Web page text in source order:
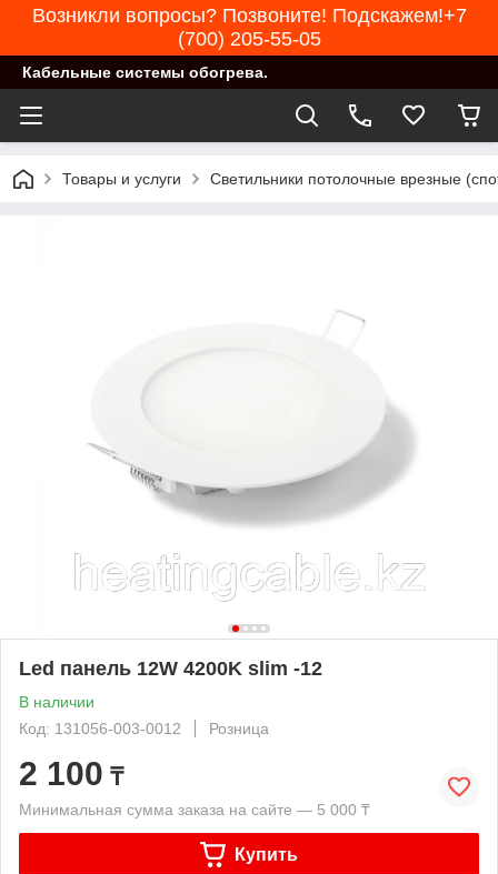
Возникли вопросы? Позвоните! Подскажем!+7
(700) 205-55-05
Кабельные системы обогрева.
Товары и услуги Светильники потолочные врезные
Led панель 12W 4200K slim -12
В наличии
Код: 131056-003-0012
Розница
2 100 ₸
Минимальная сумма заказа на сайте — 5 000 ₸
Купить